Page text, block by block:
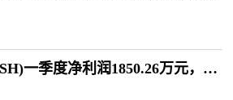
一季度净利润1850.26万元，同
快播